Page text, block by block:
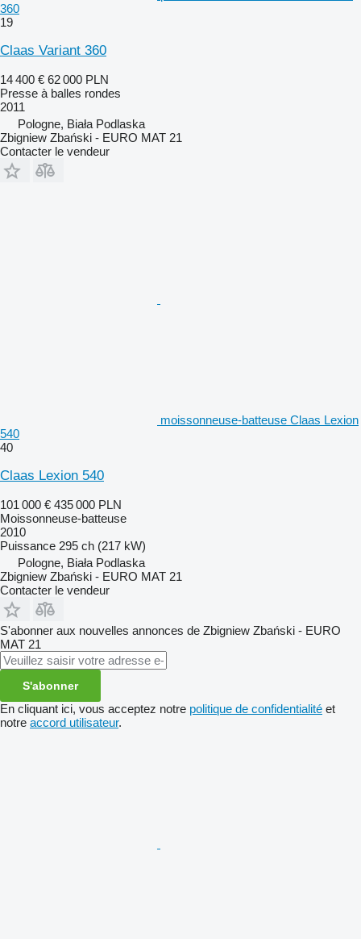
360
19
Claas Variant 360
14 400 € 62 000 PLN
Presse à balles rondes
2011
Pologne, Biała Podlaska
Zbigniew Zbański - EURO MAT 21
Contacter le vendeur
moissonneuse-batteuse Claas Lexion
540
40
Claas Lexion 540
101 000 € 435 000 PLN
Moissonneuse-batteuse
2010
Puissance 295 ch (217 kW)
Pologne, Biała Podlaska
Zbigniew Zbański - EURO MAT 21
Contacter le vendeur
S'abonner aux nouvelles annonces de Zbigniew Zbański - EURO
MAT 21
S'abonner
En cliquant ici, vous acceptez notre politique de confidentialité et
notre accord utilisateur.